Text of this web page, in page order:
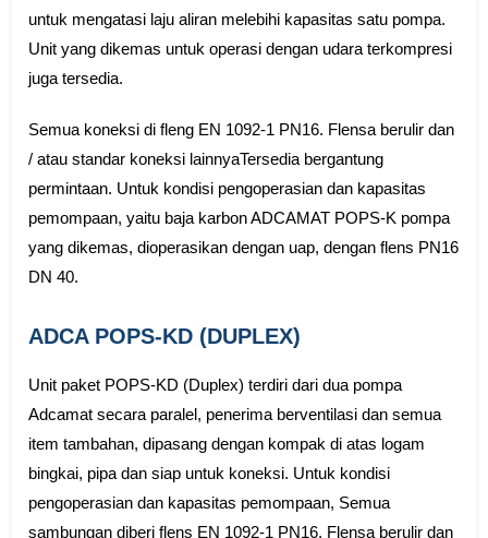
untuk mengatasi laju aliran melebihi kapasitas satu pompa.
Unit yang dikemas untuk operasi dengan udara terkompresi
juga tersedia.
Semua koneksi di fleng EN 1092-1 PN16. Flensa berulir dan
/ atau standar koneksi lainnyaTersedia bergantung
permintaan. Untuk kondisi pengoperasian dan kapasitas
pemompaan, yaitu baja karbon ADCAMAT POPS-K pompa
yang dikemas, dioperasikan dengan uap, dengan flens PN16
DN 40.
ADCA POPS-KD (DUPLEX)
Unit paket POPS-KD (Duplex) terdiri dari dua pompa
Adcamat secara paralel, penerima berventilasi dan semua
item tambahan, dipasang dengan kompak di atas logam
bingkai, pipa dan siap untuk koneksi. Untuk kondisi
pengoperasian dan kapasitas pemompaan, Semua
sambungan diberi flens EN 1092-1 PN16. Flensa berulir dan